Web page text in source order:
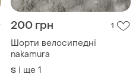
200 грн 1
Шорти велосипедні
nakamura
S і ще 1